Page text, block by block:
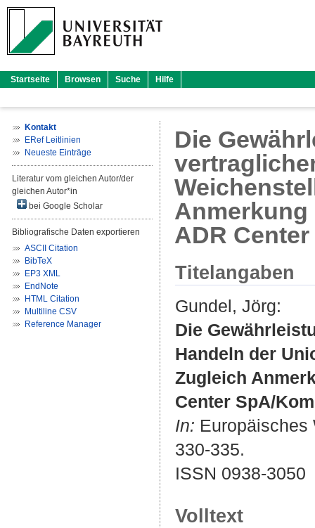
Startseite Browsen Suche Hilfe
Kontakt
ERef Leitlinien
Neueste Einträge
Literatur vom gleichen Autor/der
gleichen Autor*in
bei Google Scholar
Bibliografische Daten exportieren
ASCII Citation
BibTeX
EP3 XML
EndNote
HTML Citation
Multiline CSV
Reference Manager
Die
Anmerkung
ADR
Titelangaben
Gundel, Jörg:
Die
Handeln der
Zugleich
Center SpA/
In: Europäisches
330-335.
ISSN 0938-3050
Volltext